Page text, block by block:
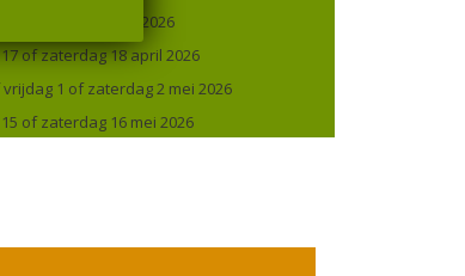
of zaterdag 4 april 2026
of zaterdag 18 april 2026
1 of zaterdag 2 mei 2026
of zaterdag 16 mei 2026